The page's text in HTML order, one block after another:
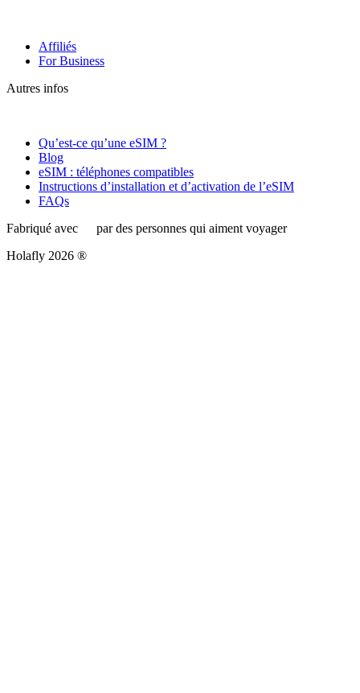
Affiliés
For Business
Autres infos
Qu’est-ce qu’une eSIM ?
Blog
eSIM : téléphones compatibles
Instructions d’installation et d’activation de l’eSIM
FAQs
Fabriqué avec
par des personnes qui aiment voyager
Holafly 2026 ®